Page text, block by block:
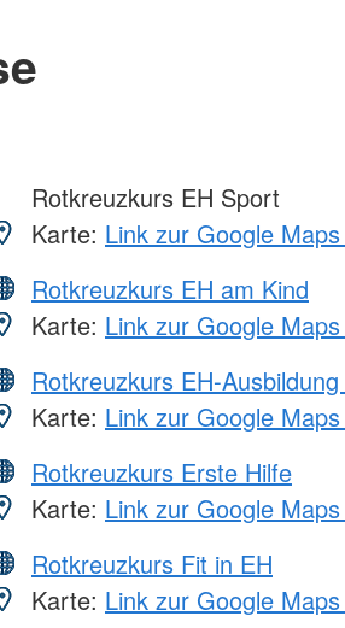
Rotkreuzkurs EH Sport
Karte: Link zur Google
Rotkreuzkurs EH am Kind
Karte: Link zur Google
Rotkreuzkurs EH-
Karte: Link zur Google
Rotkreuzkurs Erste Hilfe
Karte: Link zur Google
Rotkreuzkurs Fit in EH
Karte: Link zur Google